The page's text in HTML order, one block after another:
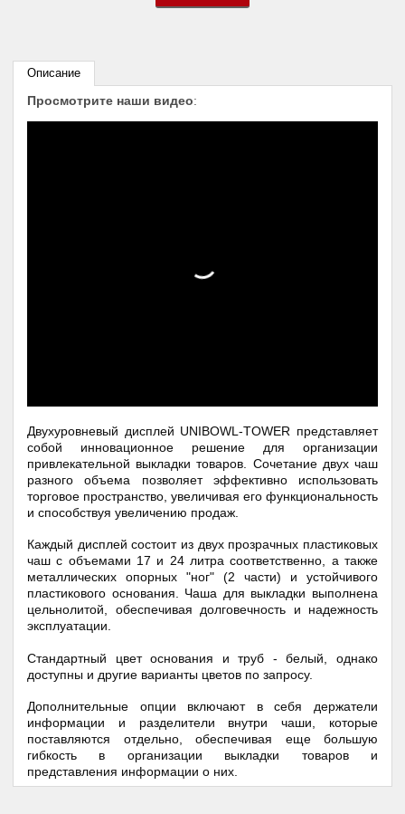
Описание
Просмотрите наши видео:
Двухуровневый дисплей UNIBOWL-TOWER представляет
собой инновационное решение для организации
привлекательной выкладки товаров. Сочетание двух чаш
разного объема позволяет эффективно использовать
торговое пространство, увеличивая его функциональность
и способствуя увеличению продаж.
Каждый дисплей состоит из двух прозрачных пластиковых
чаш с объемами 17 и 24 литра соответственно, а также
металлических опорных "ног" (2 части) и устойчивого
пластикового основания. Чаша для выкладки выполнена
цельнолитой, обеспечивая долговечность и надежность
эксплуатации.
Стандартный цвет основания и труб - белый, однако
доступны и другие варианты цветов по запросу.
Дополнительные опции включают в себя держатели
информации и разделители внутри чаши, которые
поставляются отдельно, обеспечивая еще большую
гибкость в организации выкладки товаров и
представления информации о них.